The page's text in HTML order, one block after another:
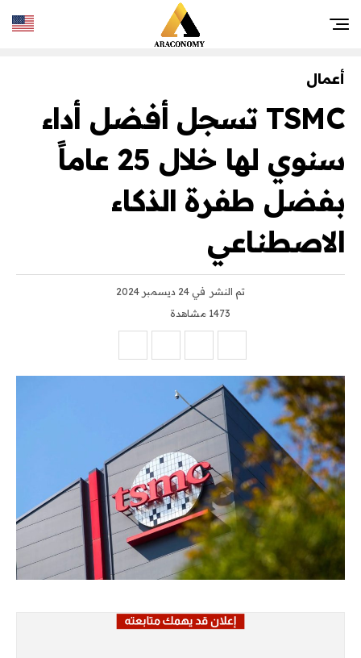
أعمال
TSMC تسجل أفضل أداء
سنوي لها خلال 25 عاماً
بفضل طفرة الذكاء
الاصطناعي
تم النشر في 24 ديسمبر 2024